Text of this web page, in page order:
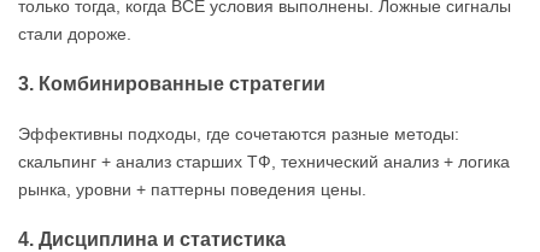
только тогда, когда ВСЕ условия выполнены. Ложные сигналы
стали дороже.
3. Комбинированные стратегии
Эффективны подходы, где сочетаются разные методы:
скальпинг + анализ старших ТФ, технический анализ + логика
рынка, уровни + паттерны поведения цены.
4. Дисциплина и статистика